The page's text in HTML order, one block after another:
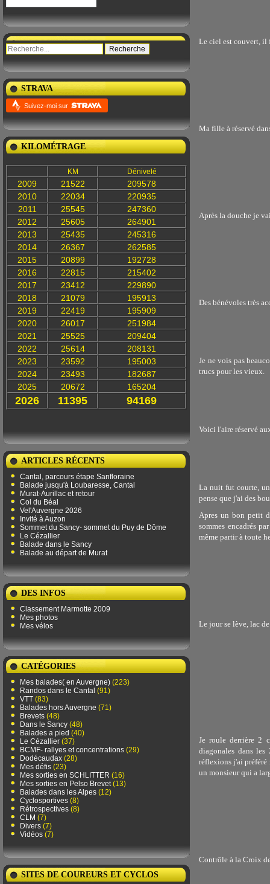
STRAVA
Suivez-moi sur
KILOMÉTRAGE
KM Dénivelé
2009 21522
209578
2010
22034
220935
2011
25545
247360
2012
25605
264901
2013
25435
245316
2014
26367
262585
2015
20899
192728
2016
22815
215402
2017
23412
229890
2018
21079
195913
2019
22419
195909
2020
26017
251984
2021
25525
209404
2022
25614
208131
2023
23592
195003
2024
23493
182687
2025
20672 165204
2026 11395 94169
ARTICLES RÉCENTS
Cantal, parcours étape Sanfloraine
Balade jusqu'à Loubaresse, Cantal
Murat-Aurillac et retour
Col du Béal
Vel'Auvergne 2026
Invité à Auzon
Sommet du Sancy- sommet du Puy de Dôme
Le Cézallier
Balade dans le Sancy
Balade au départ de Murat
DES INFOS
Classement Marmotte 2009
Mes photos
Mes vélos
CATÉGORIES
Mes balades( en Auvergne) (223)
Randos dans le Cantal (91)
VTT (83)
Balades hors Auvergne (71)
Brevets (48)
Dans le Sancy (48)
Balades a pied (40)
Le Cézallier (37)
BCMF- rallyes et concentrations (29)
Dodécaudax (28)
Mes défis (23)
Mes sorties en SCHLITTER (16)
Mes sorties en Pelso Brevet(13)
Balades dans les Alpes (12)
Cyclosportives (8)
Rétrospectives (8)
CLM (7)
Divers (7)
Vidéos (7)
SITES DE COUREURS ET CYCLOS
Le ciel est couvert, il
Ma fille à réservé
Après la douche je
Des bénévoles très
Je ne vois pas
trucs pour les vieux.
Voici l'aire réservé
La nuit fut courte,
pense que j'ai des
Apres un bon petit
sommes encadrés
même partir à toute
Le jour se lève, lac
Je roule derrière 2
diagonales dans
réflexions j'ai préféré
un monsieur qui a
Contrôle à la Croix